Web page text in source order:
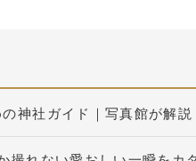
神社ガイド｜写真館が解説